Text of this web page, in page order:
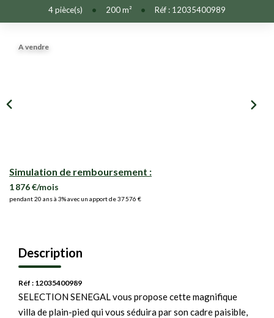
NOUS REJOINDRE
4pièce(s) • 200m² • Réf : 12035400989
A vendre
Simulation de remboursement :
1 876 €/mois
pendant 20 ans à 3% avec un apport de 37 576 €
Description
Réf : 12035400989
SELECTION SENEGAL vous propose cette magnifique
villa de plain-pied qui vous séduira par son cadre paisible,